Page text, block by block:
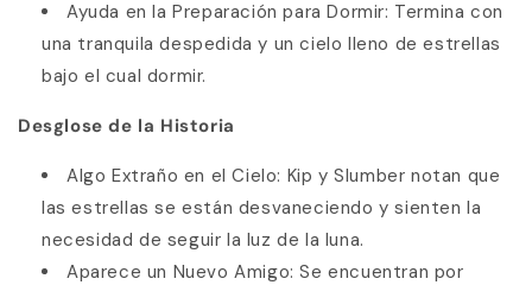
Ayuda en la Preparación para Dormir: Termina con
una tranquila despedida y un cielo lleno de estrellas
bajo el cual dormir.
Desglose de la Historia
Algo Extraño en el Cielo: Kip y Slumber notan que
las estrellas se están desvaneciendo y sienten la
necesidad de seguir la luz de la luna.
Aparece un Nuevo Amigo: Se encuentran por